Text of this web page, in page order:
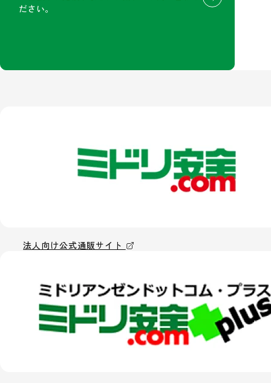
ださい。
法人向け公式通販サイト